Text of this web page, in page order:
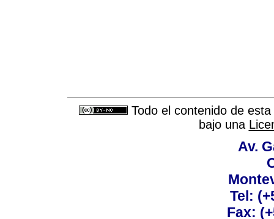
Todo el contenido de
bajo una
Av.
Tel:
Fax: